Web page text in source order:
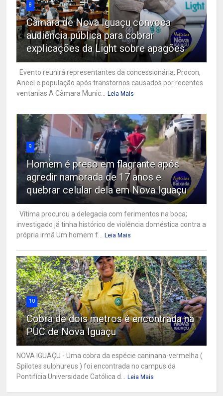
8
Câmara de Nova Iguaçu convoca
audiência pública para cobrar
explicações da Light sobre apagões
Evento reunirá representantes da concessionária, Procon,
Aneel e população após transtornos causados por recentes
ventanias A Câmara Munic...
Leia Mais
9
Homem é preso em flagrante após
agredir namorada de 17 anos e
quebrar celular dela em Nova Iguaçu
Vítima procurou a delegacia com ferimentos na boca;
investigado já tinha histórico de violência doméstica contra a
própria irmã Um homem f...
Leia Mais
10
Cobra de dois metros é encontrada na
PUC de Nova Iguaçu
NOVA IGUAÇU - Uma cobra da espécie caninana-vermelha (
Spilotes sulphureus ) foi encontrada no campus da
Pontifícia Universidade Católica d...
Leia Mais